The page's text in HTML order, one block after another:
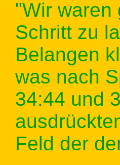
"Wir waren
Schritt zu
Belangen
was nach
34:44 und
Feld der